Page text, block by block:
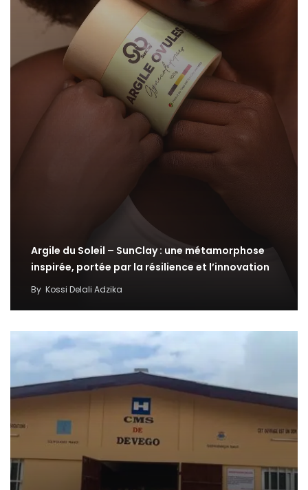
Argile du Soleil – SunClay : une métamorphose
inspirée, portée par la résilience et l’innovation
By Kossi Delali Adzika